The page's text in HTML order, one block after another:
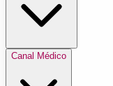
Canal Médico